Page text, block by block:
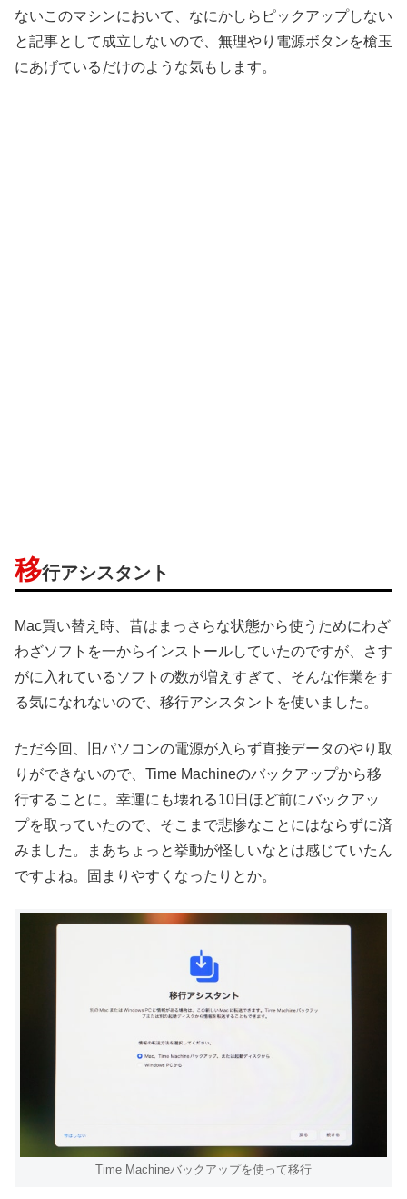
ないこのマシンにおいて、なにかしらピックアップしない
と記事として成立しないので、無理やり電源ボタンを槍玉
にあげているだけのような気もします。
移行アシスタント
Mac買い替え時、昔はまっさらな状態から使うためにわざ
わざソフトを一からインストールしていたのですが、さす
がに入れているソフトの数が増えすぎて、そんな作業をす
る気になれないので、移行アシスタントを使いました。
ただ今回、旧パソコンの電源が入らず直接データのやり取
りができないので、Time Machineのバックアップから移
行することに。幸運にも壊れる10日ほど前にバックアッ
プを取っていたので、そこまで悲惨なことにはならずに済
みました。まあちょっと挙動が怪しいなとは感じていたん
ですよね。固まりやすくなったりとか。
Time Machineバックアップを使って移行